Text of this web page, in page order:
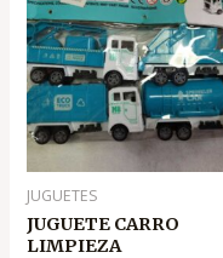
JUGUETES
JUGUETE CARRO
LIMPIEZA